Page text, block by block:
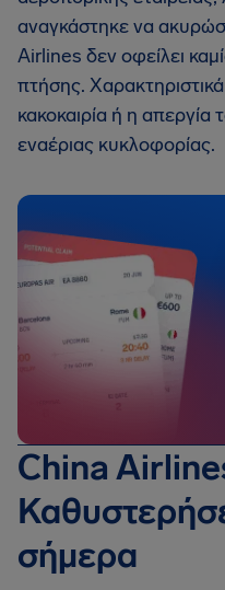
αναγκάστηκε να
Airlines δεν οφείλει
πτήσης.
κακοκαιρία ή η
εναέριας κυκλοφορίας.
China
σήμερα